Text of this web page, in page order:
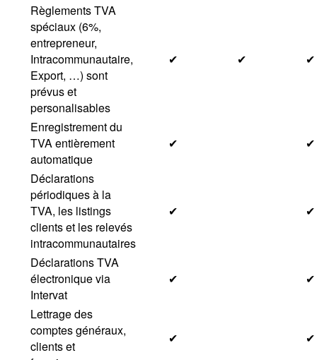
Règlements TVA
spéciaux (6%,
entrepreneur,
Intracommunautaire,
Export, …) sont
prévus et
personalisables
✔ ✔ ✔
Enregistrement du
TVA entièrement
automatique
✔ ✔
Déclarations
périodiques à la
TVA, les listings
clients et les relevés
intracommunautaires
✔ ✔
Déclarations TVA
électronique via
Intervat
✔ ✔
Lettrage des
comptes généraux,
clients et
✔ ✔